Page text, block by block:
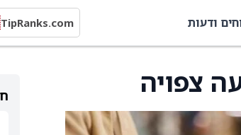
ודעות TipRanks.com